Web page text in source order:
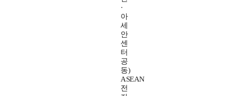
·
아
세
안
센
터
공
동)
ASEAN
전